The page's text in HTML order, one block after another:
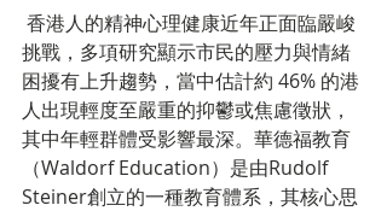
香港人的精神心理健康近年正面臨嚴峻
挑戰，多項研究顯示市民的壓力與情緒
困擾有上升趨勢，當中估計約 46% 的港
人出現輕度至嚴重的抑鬱或焦慮徵狀，
其中年輕群體受影響最深。華德福教育
（Waldorf Education）是由Rudolf
Steiner創立的一種教育體系，其核心思